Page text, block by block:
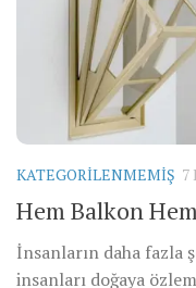
KATEGORILENMEMIŞ 7
Hem Balkon
İnsanların daha fazla
insanları doğaya